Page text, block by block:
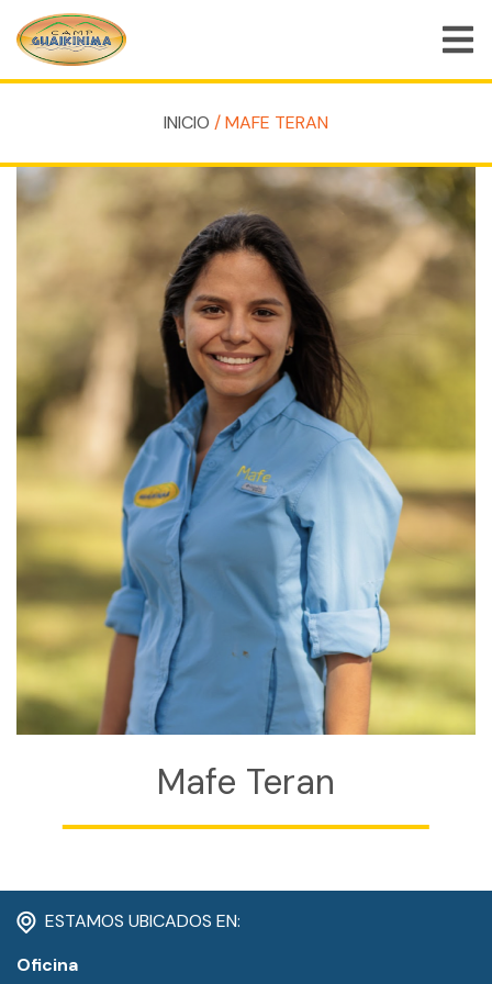
PROGRAMAS DE CAMPAMENTO DE VERANO
PROGRAMAS ESPECIALES
ACTIVIDADES
PREGUNTAS FRECUENTES
TIENDA
EMPLEOS
BLOG
CONTACTO
MI CUENTA
(954) 654-0395 / (954) 995-1416
info@campguaikinima.com
INICIO / MAFE TERAN
Mafe Teran
ESTAMOS UBICADOS EN:
Oficina